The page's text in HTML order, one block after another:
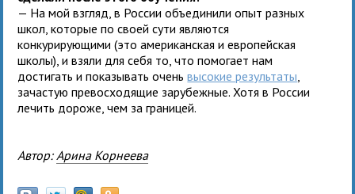
— На мой взгляд, в России объединили опыт разных
школ, которые по своей сути являются
конкурирующими (это американская и европейская
школы), и взяли для себя то, что помогает нам
достигать и показывать оченьвысокие результаты
зачастую превосходящие зарубежные. Хотя в России
лечить дороже, чем за границей.
Автор: Арина Корнеева